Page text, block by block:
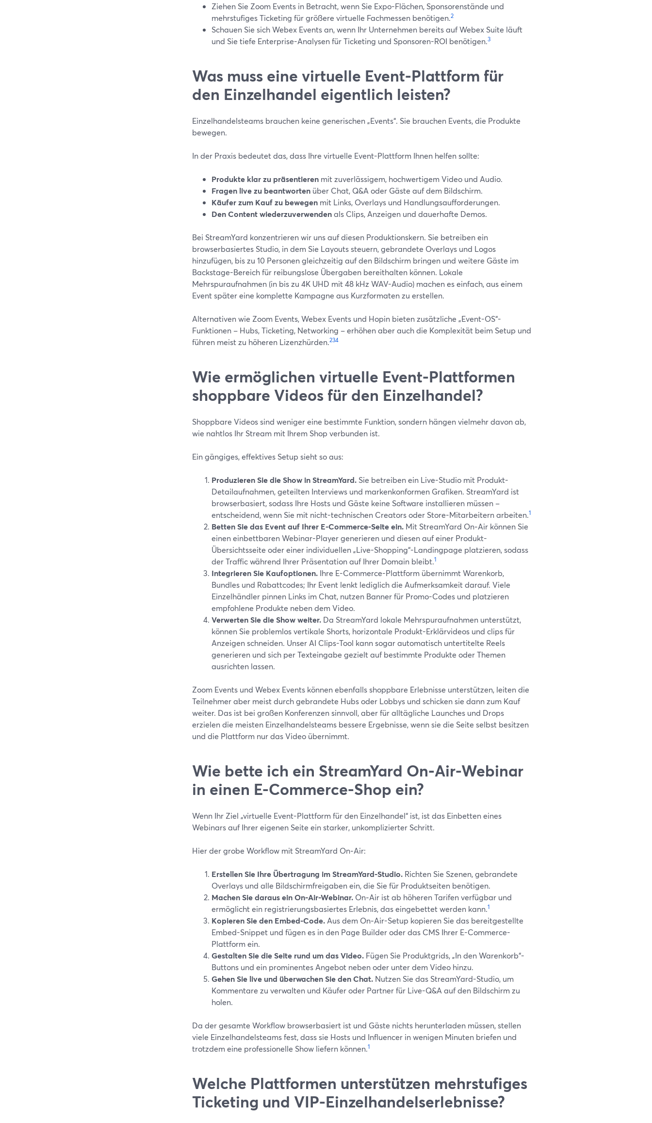
Ziehen Sie Zoom Events in Betracht, wenn Sie Expo-Flächen, Sponsorenstände und
mehrstufiges Ticketing für größere virtuelle Fachmessen benötigen.2
Schauen Sie sich Webex Events an, wenn Ihr Unternehmen bereits auf Webex Suite läuft
und Sie tiefe Enterprise-Analysen für Ticketing und Sponsoren-ROI benötigen.3
Was muss eine virtuelle Event-Plattform für
den Einzelhandel eigentlich leisten?
Einzelhandelsteams brauchen keine generischen „Events“. Sie brauchen Events, die Produkte
bewegen.
In der Praxis bedeutet das, dass Ihre virtuelle Event-Plattform Ihnen helfen sollte:
Produkte klar zu präsentieren mit zuverlässigem, hochwertigem Video und Audio.
Fragen live zu beantworten über Chat, Q&A oder Gäste auf dem Bildschirm.
Käufer zum Kauf zu bewegen mit Links, Overlays und Handlungsaufforderungen.
Den Content wiederzuverwendenals Clips, Anzeigen und dauerhafte Demos.
Bei StreamYard konzentrieren wir uns auf diesen Produktionskern. Sie betreiben ein
browserbasiertes Studio, in dem Sie Layouts steuern, gebrandete Overlays und Logos
hinzufügen, bis zu 10 Personen gleichzeitig auf den Bildschirm bringen und weitere Gäste im
Backstage-Bereich für reibungslose Übergaben bereithalten können. Lokale
Mehrspuraufnahmen (in bis zu 4K UHD mit 48 kHz WAV-Audio) machen es einfach, aus einem
Event später eine komplette Kampagne aus Kurzformaten zu erstellen.
Alternativen wie Zoom Events, Webex Events und Hopin bieten zusätzliche „Event-OS“-
Funktionen – Hubs, Ticketing, Networking – erhöhen aber auch die Komplexität beim Setup und
führen meist zu höheren Lizenzhürden.234
Wie ermöglichen virtuelle Event-Plattformen
shoppbare Videos für den Einzelhandel?
Shoppbare Videos sind weniger eine bestimmte Funktion, sondern hängen vielmehr davon ab,
wie nahtlos Ihr Stream mit Ihrem Shop verbunden ist.
Ein gängiges, effektives Setup sieht so aus:
Produzieren Sie die Show in StreamYard. Sie betreiben ein Live-Studio mit Produkt-
Detailaufnahmen, geteilten Interviews und markenkonformen Grafiken. StreamYard ist
browserbasiert, sodass Ihre Hosts und Gäste keine Software installieren müssen –
entscheidend, wenn Sie mit nicht-technischen Creators oder Store-Mitarbeitern arbeiten.1
Betten Sie das Event auf Ihrer E-Commerce-Seite ein. Mit StreamYard On‑Air können Sie
einen einbettbaren Webinar-Player generieren und diesen auf einer Produkt-
Übersichtsseite oder einer individuellen „Live-Shopping“-Landingpage platzieren, sodass
der Traffic während Ihrer Präsentation auf Ihrer Domain bleibt.1
Integrieren Sie Kaufoptionen. Ihre E-Commerce-Plattform übernimmt Warenkorb,
Bundles und Rabattcodes; Ihr Event lenkt lediglich die Aufmerksamkeit darauf. Viele
Einzelhändler pinnen Links im Chat, nutzen Banner für Promo-Codes und platzieren
empfohlene Produkte neben dem Video.
Verwerten Sie die Show weiter. Da StreamYard lokale Mehrspuraufnahmen unterstützt,
können Sie problemlos vertikale Shorts, horizontale Produkt-Erklärvideos und clips für
Anzeigen schneiden. Unser AI Clips-Tool kann sogar automatisch untertitelte Reels
generieren und sich per Texteingabe gezielt auf bestimmte Produkte oder Themen
ausrichten lassen.
Zoom Events und Webex Events können ebenfalls shoppbare Erlebnisse unterstützen, leiten die
Teilnehmer aber meist durch gebrandete Hubs oder Lobbys und schicken sie dann zum Kauf
weiter. Das ist bei großen Konferenzen sinnvoll, aber für alltägliche Launches und Drops
erzielen die meisten Einzelhandelsteams bessere Ergebnisse, wenn sie die Seite selbst besitzen
und die Plattform nur das Video übernimmt.
Wie bette ich ein StreamYard On‑Air-Webinar
in einen E-Commerce-Shop ein?
Wenn Ihr Ziel „virtuelle Event-Plattform für den Einzelhandel“ ist, ist das Einbetten eines
Webinars auf Ihrer eigenen Seite ein starker, unkomplizierter Schritt.
Hier der grobe Workflow mit StreamYard On‑Air:
Erstellen Sie Ihre Übertragung im StreamYard-Studio. Richten Sie Szenen, gebrandete
Overlays und alle Bildschirmfreigaben ein, die Sie für Produktseiten benötigen.
Machen Sie daraus ein On‑Air-Webinar. On‑Air ist ab höheren Tarifen verfügbar und
ermöglicht ein registrierungsbasiertes Erlebnis, das eingebettet werden kann.1
Kopieren Sie den Embed-Code. Aus dem On‑Air-Setup kopieren Sie das bereitgestellte
Embed-Snippet und fügen es in den Page Builder oder das CMS Ihrer E-Commerce-
Plattform ein.
Gestalten Sie die Seite rund um das Video. Fügen Sie Produktgrids, „In den Warenkorb“-
Buttons und ein prominentes Angebot neben oder unter dem Video hinzu.
Gehen Sie live und überwachen Sie den Chat. Nutzen Sie das StreamYard-Studio, um
Kommentare zu verwalten und Käufer oder Partner für Live-Q&A auf den Bildschirm zu
holen.
Da der gesamte Workflow browserbasiert ist und Gäste nichts herunterladen müssen, stellen
viele Einzelhandelsteams fest, dass sie Hosts und Influencer in wenigen Minuten briefen und
trotzdem eine professionelle Show liefern können.1
Welche Plattformen unterstützen mehrstufiges
Ticketing und VIP-Einzelhandelserlebnisse?